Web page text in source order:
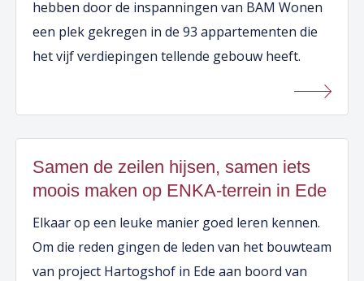
hebben door de inspanningen van BAM Wonen
een plek gekregen in de 93 appartementen die
het vijf verdiepingen tellende gebouw heeft.
Samen de zeilen hijsen, samen iets
moois maken op ENKA-terrein in Ede
Elkaar op een leuke manier goed leren kennen.
Om die reden gingen de leden van het bouwteam
van project Hartogshof in Ede aan boord van